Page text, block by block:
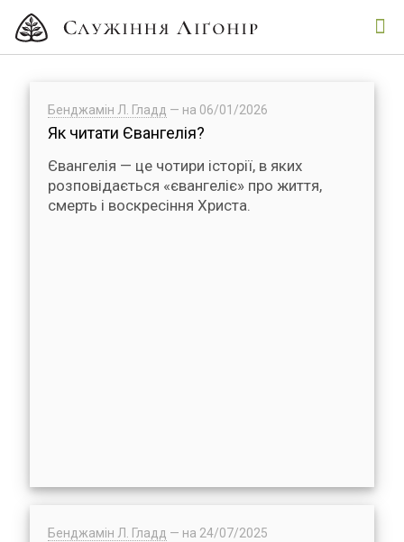
Бенджамін Л. Гладд — на 06/01/2026
Як читати Євангелія?
Євангелія — це чотири історії, в яких
розповідається «євангеліє» про життя,
смерть і воскресіння Христа.
Бенджамін Л. Гладд — на 24/07/2025